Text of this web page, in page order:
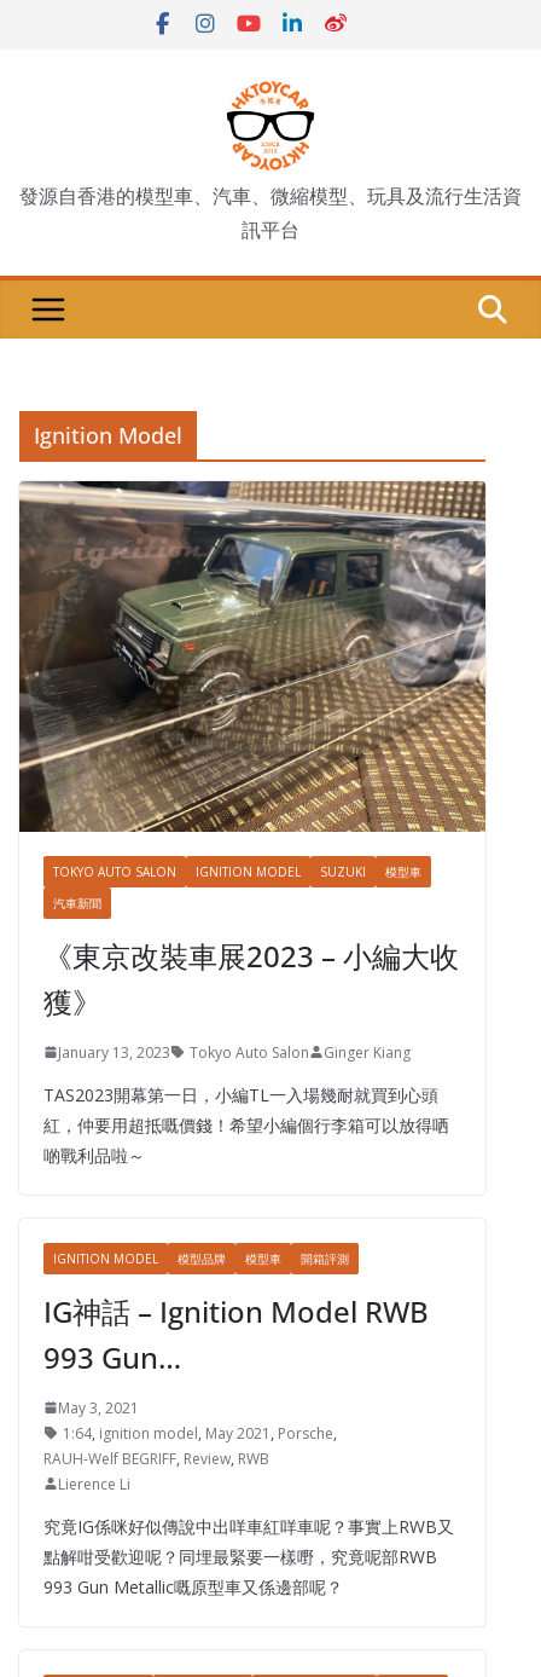
發源自香港的模型車、汽車、微縮模型、玩具及流行生活資
訊平台
Ignition Model
TOKYO AUTO SALON IGNITION MODEL SUZUKI
模型車
汽車新聞
《東京改裝車展2023 – 小編大收
獲》
January 13, 2023 Tokyo Auto Salon Ginger Kiang
TAS2023開幕第一日，小編TL一入場幾耐就買到心頭
紅，仲要用超抵嘅價錢！希望小編個行李箱可以放得哂
啲戰利品啦～
IGNITION MODEL 模型品牌 模型車 開箱評測
IG神話 – Ignition Model RWB
993 Gun…
May 3, 2021
1:64, ignition model, May 2021 , Porsche,
RAUH-Welf BEGRIFF, Review, RWB
Lierence Li
究竟IG係咪好似傳說中出咩車紅咩車呢？事實上RWB又
點解咁受歡迎呢？同埋最緊要一樣嘢，究竟呢部RWB
993 Gun Metallic嘅原型車又係邊部呢？